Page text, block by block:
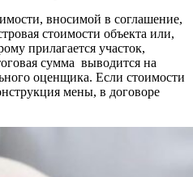
вносимой в соглашение,
стоимости объекта или,
прилагается участок,
сумма выводится на
оценщика. Если стоимости
мены, в договоре